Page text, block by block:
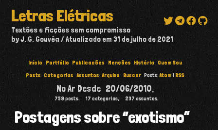
Letras Elétricas
Textões e ficções sem compromisso
by J. G. Gouvêa
Atualizado em31 de julho de 2021
Início Portfólio Publicações Menções História
Quem Sou
Posts Categorias Assuntos Arquivo Buscar Posts:Atom | RSS
No Ar Desde 20/06/2010,
759 posts, 17 categorias, 237 assuntos,
Postagens sobre “exotismo”